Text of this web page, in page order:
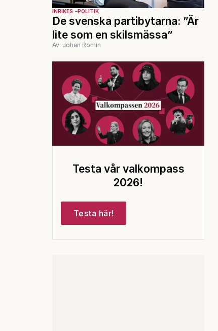
INRIKES POLITIK
De svenska partibytarna: ”Är
lite som en skilsmässa”
Av: Johan Romin
Testa vår valkompass
2026!
Testa här!